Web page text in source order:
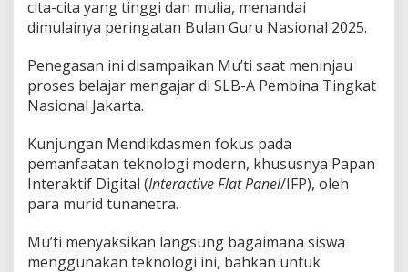
cita-cita yang tinggi dan mulia, menandai
dimulainya peringatan Bulan Guru Nasional 2025.
Penegasan ini disampaikan Mu’ti saat meninjau
proses belajar mengajar di SLB-A Pembina Tingkat
Nasional Jakarta.
Kunjungan Mendikdasmen fokus pada
pemanfaatan teknologi modern, khususnya Papan
Interaktif Digital (Interactive Flat Panel/IFP), oleh
para murid tunanetra.
Mu’ti menyaksikan langsung bagaimana siswa
menggunakan teknologi ini, bahkan untuk